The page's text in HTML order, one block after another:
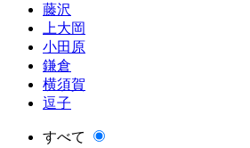
藤沢
上大岡
小田原
鎌倉
横須賀
逗子
すべて